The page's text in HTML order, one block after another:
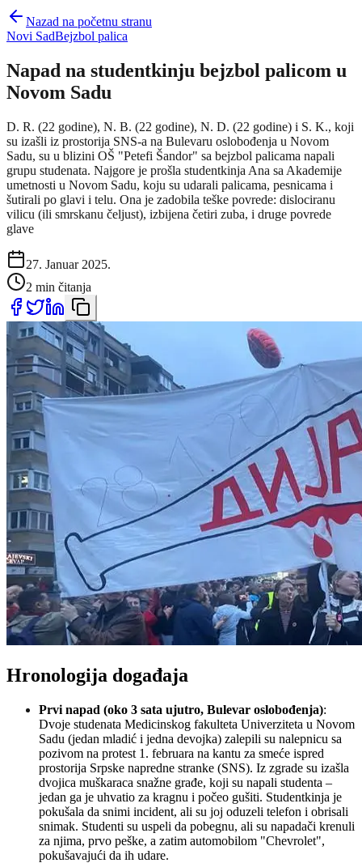
Nazad na početnu stranu
Novi SadBejzbol palica
Napad na studentkinju bejzbol palicom u
Novom Sadu
D. R. (22 godine), N. B. (22 godine), N. D. (22 godine) i S. K., koji
su izašli iz prostorija SNS-a na Bulevaru oslobođenja u Novom
Sadu, su u blizini OŠ "Petefi Šandor" sa bejzbol palicama napali
grupu studenata. Najgore je prošla studentkinja Ana sa Akademije
umetnosti u Novom Sadu, koju su udarali palicama, pesnicama i
šutirali po glavi i telu. Ona je zadobila teške povrede: dislociranu
vilicu (ili smrskanu čeljust), izbijena četiri zuba, i druge povrede
glave
27. Januar 2025.
2 min čitanja
Hronologija događaja
Prvi napad (oko 3 sata ujutro, Bulevar oslobođenja):
Dvoje studenata Medicinskog fakulteta Univerziteta u Novom
Sadu (jedan mladić i jedna devojka) zalepili su nalepnicu sa
pozivom na protest 1. februara na kantu za smeće ispred
prostorija Srpske napredne stranke (SNS). Iz zgrade su izašla
dvojica muškaraca snažne građe, koji su napali studenta –
jedan ga je uhvatio za kragnu i počeo gušiti. Studentkinja je
pokušala da snimi incident, ali su joj oduzeli telefon i obrisali
snimak. Studenti su uspeli da pobegnu, ali su napadači krenuli
za njima, prvo peške, a zatim automobilom "Chevrolet",
pokušavajući da ih udare.